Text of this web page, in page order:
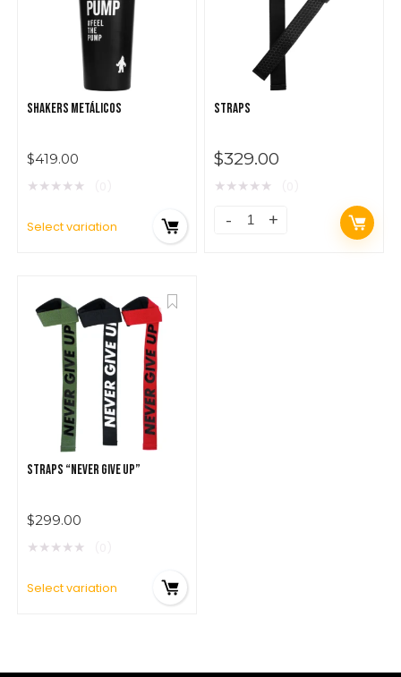
SHAKERS METÁLICOS
$419.00
★★★★★
Select variation
STRAPS
$329.00
★★★★★
STRAPS “NEVER GIVE UP”
$299.00
★★★★★
Select variation